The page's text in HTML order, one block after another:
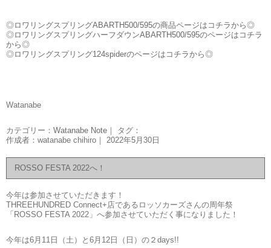
◎ロワリングスプリングABARTH500/595の商品ページはコチラから◎
◎ロワリングスプリングハーフダウンABARTH500/595のページはコチラ
から◎
◎ロワリングスプリング124spiderのページはコチラから◎
Watanabe
カテゴリー： Watanabe Note ｜ タグ：
作成者：watanabe chihiro｜ 2022年5月30日
ROSSO FESTA 2022へ！
今年は参加させていただきます！
THREEHUNDRED Connect+店であるロッソカーズさんの周年祭
「ROSSO FESTA 2022」へ参加させていただく事になりました！
今年は6月11日（土）と6月12日（日）の２days!!